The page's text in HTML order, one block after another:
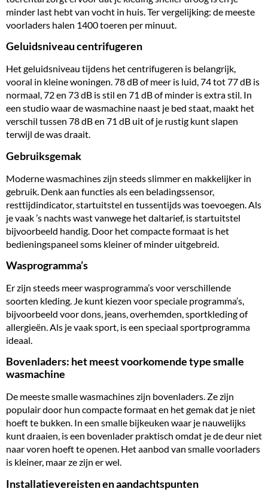
minder last hebt van vocht in huis. Ter vergelijking: de meeste
voorladers halen 1400 toeren per minuut.
Geluidsniveau centrifugeren
Het geluidsniveau tijdens het centrifugeren is belangrijk,
vooral in kleine woningen. 78 dB of meer is luid, 74 tot 77 dB is
normaal, 72 en 73 dB is stil en 71 dB of minder is extra stil. In
een studio waar de wasmachine naast je bed staat, maakt het
verschil tussen 78 dB en 71 dB uit of je rustig kunt slapen
terwijl de was draait.
Gebruiksgemak
Moderne wasmachines zijn steeds slimmer en makkelijker in
gebruik. Denk aan functies als een beladingssensor,
resttijdindicator, startuitstel en tussentijds was toevoegen. Als
je vaak ’s nachts wast vanwege het daltarief, is startuitstel
bijvoorbeeld handig. Door het compacte formaat is het
bedieningspaneel soms kleiner of minder uitgebreid.
Wasprogramma’s
Er zijn steeds meer wasprogramma’s voor verschillende
soorten kleding. Je kunt kiezen voor speciale programma’s,
bijvoorbeeld voor dons, jeans, overhemden, sportkleding of
allergieën. Als je vaak sport, is een speciaal sportprogramma
ideaal.
Bovenladers: het meest voorkomende type smalle
wasmachine
De meeste smalle wasmachines zijn bovenladers. Ze zijn
populair door hun compacte formaat en het gemak dat je niet
hoeft te bukken. In een smalle bijkeuken waar je nauwelijks
kunt draaien, is een bovenlader praktisch omdat je de deur niet
naar voren hoeft te openen. Het aanbod van smalle voorladers
is kleiner, maar ze zijn er wel.
Installatievereisten en aandachtspunten